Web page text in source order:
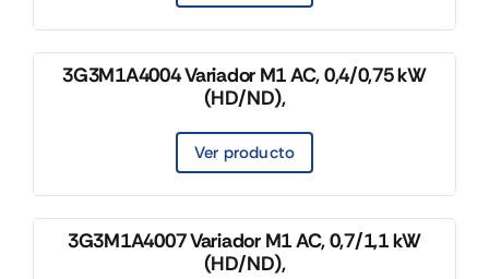
3G3M1A4004 Variador M1 AC, 0,4/0,75 kW
(HD/ND),
Ver producto
3G3M1A4007 Variador M1 AC, 0,7/1,1 kW
(HD/ND),